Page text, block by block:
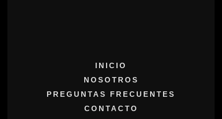
INICIO
NOSOTROS
PREGUNTAS FRECUENTES
CONTACTO